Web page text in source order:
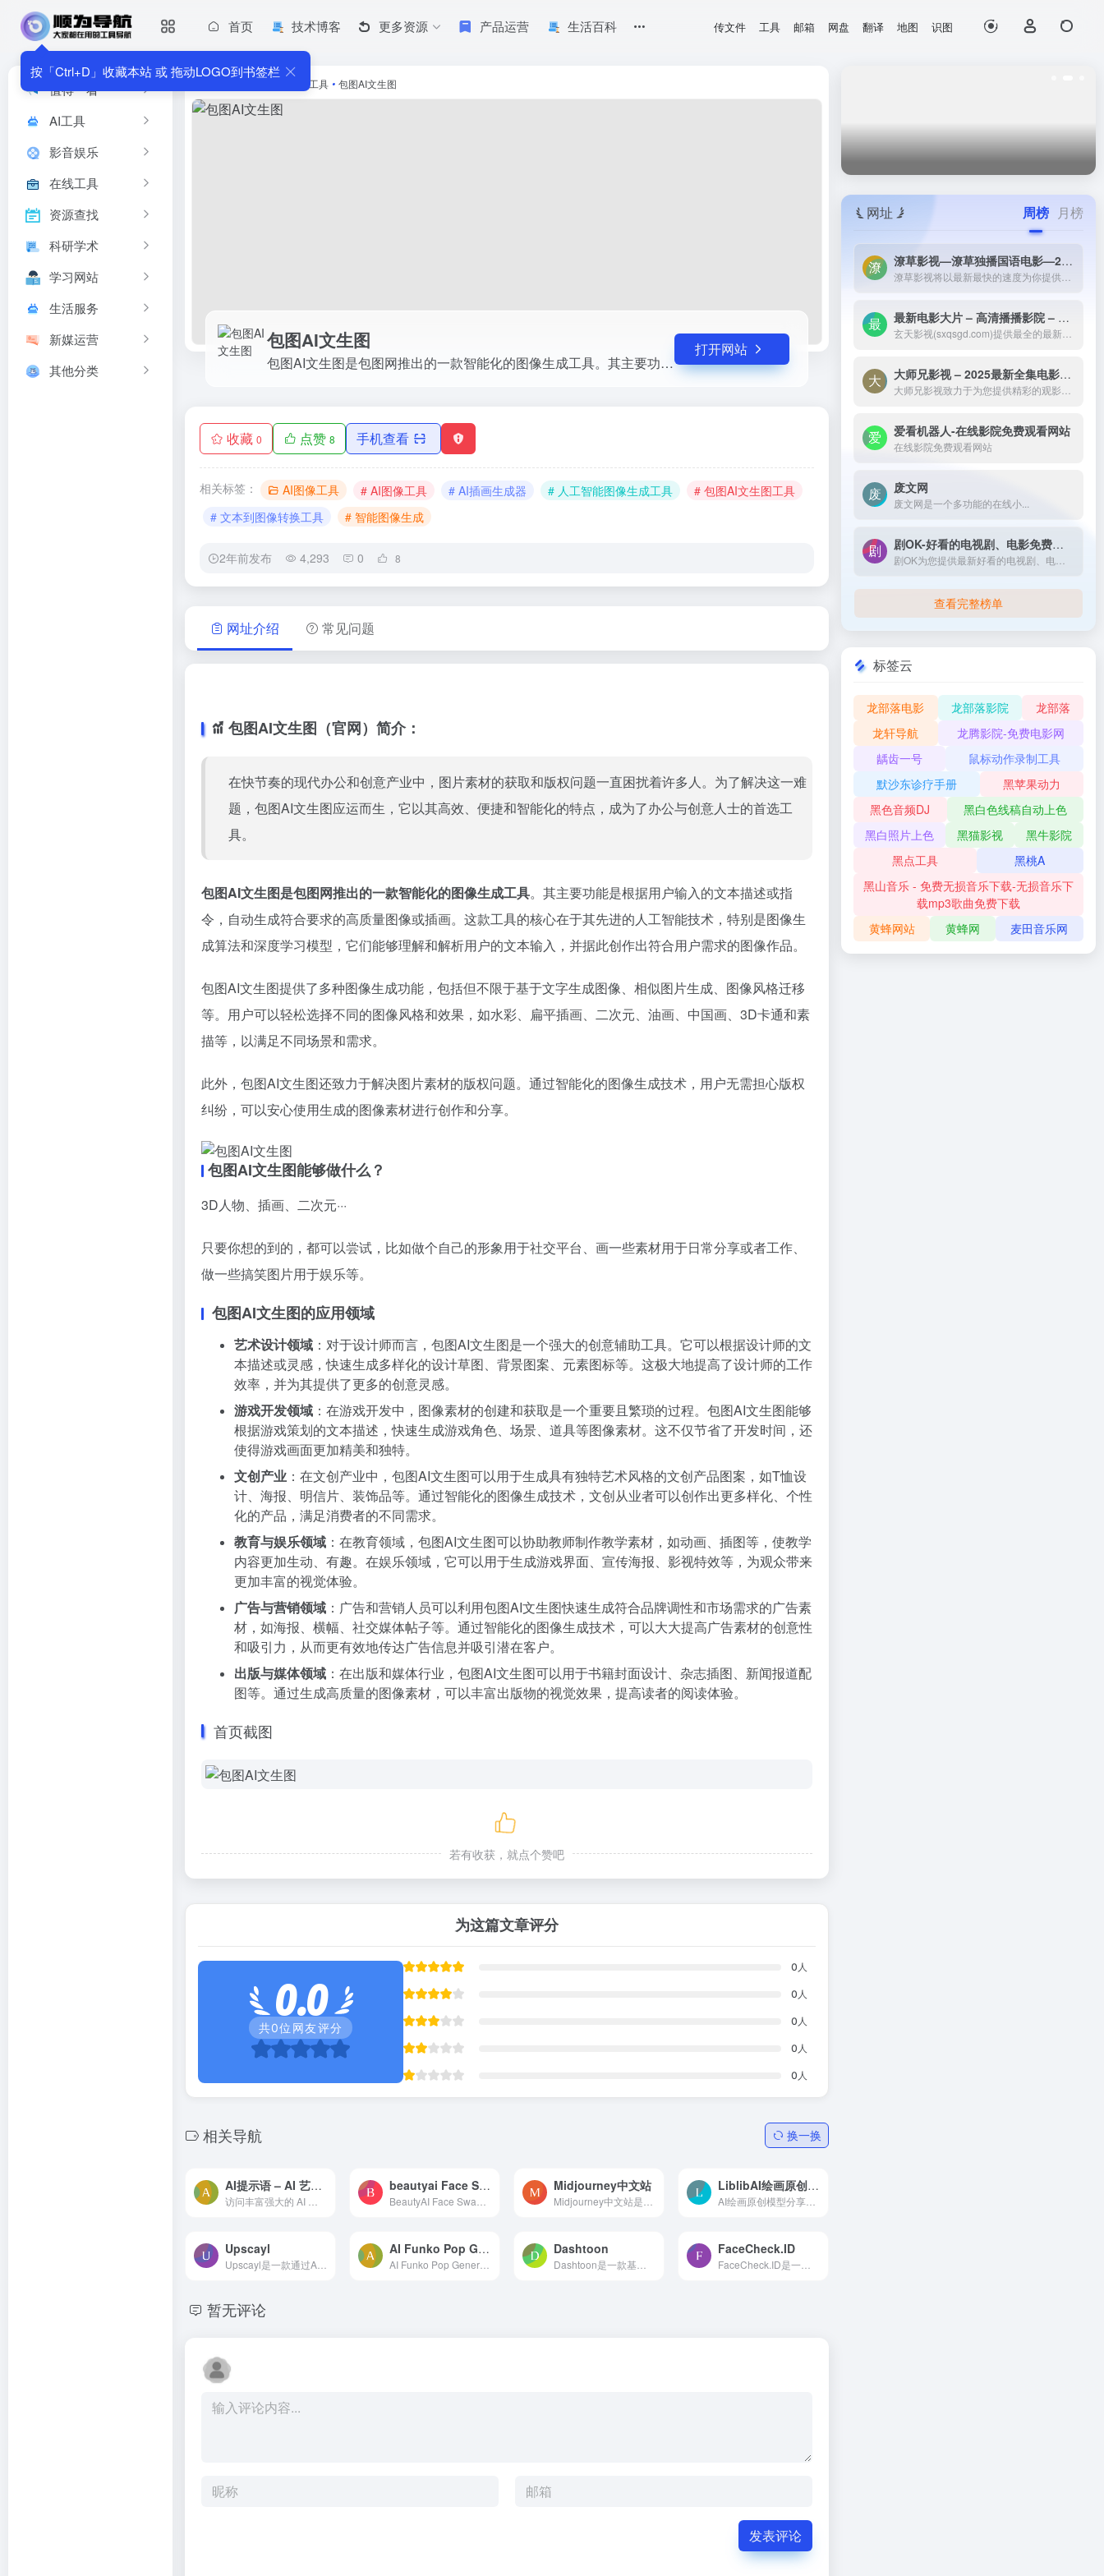
按「Ctrl+D」收藏本站 或 拖动LOGO到书签栏
首页 技术博客 更多资源 产品运营 生活百科 传文件 工具 邮箱 网盘 翻译 地图 识图
值得一看
AI工具
影音娱乐
在线工具
资源查找
科研学术
学习网站
生活服务
新媒运营
其他分类
AI图像工具 • 包图AI文生图
包图AI文生图
包图AI文生图是包图网推出的一款智能化的图像生成工具。其主要功能是根据用户输入的文本描述或指令，自动生成符合要求的高质量图像或插画。
打开网站
收藏 0 点赞 8 手机查看
相关标签： AI图像工具 # AI图像工具 # AI插画生成器 # 人工智能图像生成工具
# 包图AI文生图工具
# 文本到图像转换工具
# 智能图像生成
2年前发布 4,293 0 8
包图AI文生图
包图AI文生图是包图网推出的一款智能化的图像生成工具。其主要功能是根据用户输入的文本描述或指令，自动生成符合要求的高质量图像或插画。
网址介绍 常见问题
包图AI文生图（官网）简介：
在快节奏的现代办公和创意产业中，图片素材的获取和版权问题一直困扰着许多人。为了解决这一难
题，包图AI文生图应运而生，它以其高效、便捷和智能化的特点，成为了办公与创意人士的首选工
具。
包图AI文生图是包图网推出的一款智能化的图像生成工具。其主要功能是根据用户输入的文本描述或指
令，自动生成符合要求的高质量图像或插画。这款工具的核心在于其先进的人工智能技术，特别是图像生
成算法和深度学习模型，它们能够理解和解析用户的文本输入，并据此创作出符合用户需求的图像作品。
包图AI文生图提供了多种图像生成功能，包括但不限于基于文字生成图像、相似图片生成、图像风格迁移
等。用户可以轻松选择不同的图像风格和效果，如水彩、扁平插画、二次元、油画、中国画、3D卡通和素
描等，以满足不同场景和需求。
此外，包图AI文生图还致力于解决图片素材的版权问题。通过智能化的图像生成技术，用户无需担心版权
纠纷，可以安心使用生成的图像素材进行创作和分享。
包图AI文生图能够做什么？
3D人物、插画、二次元···
只要你想的到的，都可以尝试，比如做个自己的形象用于社交平台、画一些素材用于日常分享或者工作、
做一些搞笑图片用于娱乐等。
包图AI文生图的应用领域
艺术设计领域 ：对于设计师而言，包图AI文生图是一个强大的创意辅助工具。它可以根据设计师的文
本描述或灵感，快速生成多样化的设计草图、背景图案、元素图标等。这极大地提高了设计师的工作
效率，并为其提供了更多的创意灵感。
游戏开发领域 ：在游戏开发中，图像素材的创建和获取是一个重要且繁琐的过程。包图AI文生图能够
根据游戏策划的文本描述，快速生成游戏角色、场景、道具等图像素材。这不仅节省了开发时间，还
使得游戏画面更加精美和独特。
文创产业 ：在文创产业中，包图AI文生图可以用于生成具有独特艺术风格的文创产品图案，如T恤设
计、海报、明信片、装饰品等。通过智能化的图像生成技术，文创从业者可以创作出更多样化、个性
化的产品，满足消费者的不同需求。
教育与娱乐领域 ：在教育领域，包图AI文生图可以协助教师制作教学素材，如动画、插图等，使教学
内容更加生动、有趣。在娱乐领域，它可以用于生成游戏界面、宣传海报、影视特效等，为观众带来
更加丰富的视觉体验。
广告与营销领域 ：广告和营销人员可以利用包图AI文生图快速生成符合品牌调性和市场需求的广告素
材，如海报、横幅、社交媒体帖子等。通过智能化的图像生成技术，可以大大提高广告素材的创意性
和吸引力，从而更有效地传达广告信息并吸引潜在客户。
出版与媒体领域 ：在出版和媒体行业，包图AI文生图可以用于书籍封面设计、杂志插图、新闻报道配
图等。通过生成高质量的图像素材，可以丰富出版物的视觉效果，提高读者的阅读体验。
首页截图
若有收获，就点个赞吧
为这篇文章评分
0.0
共0位网友评分
0 人
0 人
0 人
0 人
0 人
相关导航 换一换
AI提示语 – AI 艺术作品创作 beautyai Face Swap Midjourney中文站 LiblibAI绘画原创模型分享社区
Upscayl AI Funko Pop Generator Dashtoon FaceCheck.ID
暂无评论
发表评论
网址 周榜 月榜
潦草影视—潦草独播国语电影—2023最新国语大片—免费国语潦草电影网-潦草影视将以最新最快的速度为你提供：最新电影电视剧的介绍和高速观看地址，好看的电影电视剧在线观看尽在潦草影视，为了更好的服务您，我们正在努力做最好的电影电视剧网站！
最新电影大片 – 高清播播影院 – 最新好看的电视剧免费在线观看 _ 玄天影视-玄天影视(sxqsgd.com)提供最全的最新电影大片，最热电视剧，韩国电视剧、香港TVB电视剧、韩剧、日剧、美剧、综艺、动漫的在线观看，无需下载任何播放器即可在线免费观看，每天第一时间更新，欢迎影迷到玄天
大师兄影视 – 2025最新全集电影电视剧_高清短剧视频免费在线观看-大师兄影视致力于为您提供精彩的观影选择，包括热门电影、电视剧、短剧、最新综艺节目和经典动漫。我们实时更新影片，确保您能享受最新、最全面的在线电影免费观看，更多高清资源尽在大师兄影院网。
爱看机器人-在线影院免费观看网站
在线影院免费观看网站
废文网
废文网是一个多功能的在线小...
剧OK-好看的电视剧、电影免费在线播放
查看完整榜单
标签云
龙部落电影 龙部落影院
龙部落
龙轩导航
龙腾影院-免费电影网
龋齿一号
鼠标动作录制工具
默沙东诊疗手册
黑苹果动力
黑色音频DJ
黑白色线稿自动上色
黑白照片上色
黑猫影视
黑牛影院
黑点工具
黑桃A
黑山音乐 - 免费无损音乐下载-无损音乐下
载mp3歌曲免费下载
黄蜂网站
黄蜂网 麦田音乐网